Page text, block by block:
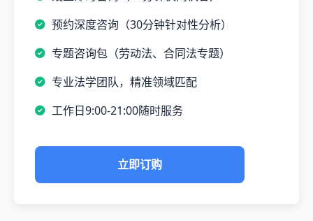
预约深度咨询（30分钟针对性分析）
专题咨询包（劳动法、合同法专题）
专业法学团队，精准领域匹配
工作日9:00-21:00随时服务
立即订购